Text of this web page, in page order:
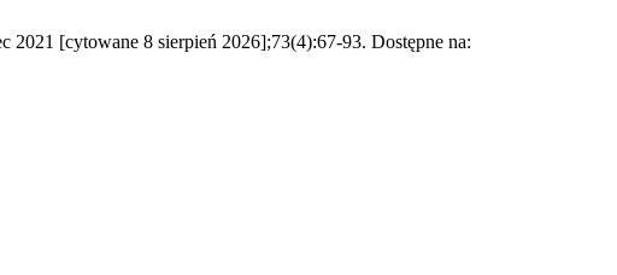
2021 [cytowane 8 sierpień 2026];73(4):67-93. Dostępne na: